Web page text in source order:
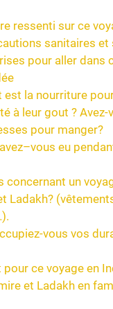
ressenti sur ce
sanitaires et
pour aller dans
est la nourriture
à leur gout ? Avez-
pour manger?
eu
concernant un
Ladakh?
vous vos
pour ce voyage en
et Ladakh en